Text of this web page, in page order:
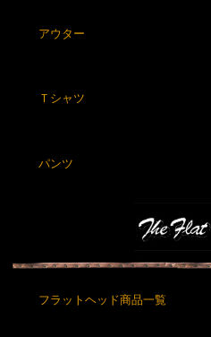
アウター
Ｔシャツ
パンツ
フラットヘッド商品一覧